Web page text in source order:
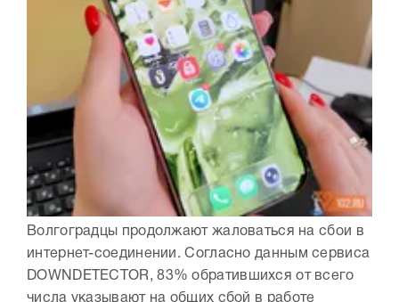
Волгоградцы продолжают жаловаться на сбои в
интернет-соединении. Согласно данным сервиса
DOWNDETECTOR, 83% обратившихся от всего
числа указывают на общих сбой в работе